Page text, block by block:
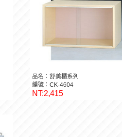
品名：舒美櫃系列
編號：CK-4604
NT:2,415